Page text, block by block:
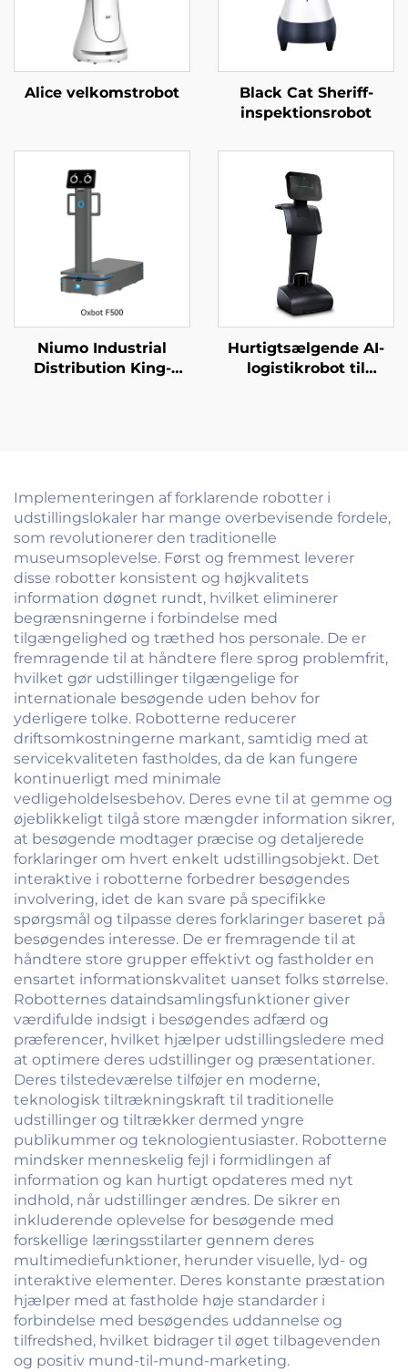
Alice velkomstrobot
Black Cat Sheriff-
inspektionsrobot
Niumo Industrial
Distribution King-
Hurtigtsælgende AI-
logistikrobot til
Implementeringen af forklarende robotter i
udstillingslokaler har mange overbevisende fordele,
som revolutionerer den traditionelle
museumsoplevelse. Først og fremmest leverer
disse robotter konsistent og højkvalitets
information døgnet rundt, hvilket eliminerer
begrænsningerne i forbindelse med
tilgængelighed og træthed hos personale. De er
fremragende til at håndtere flere sprog problemfrit,
hvilket gør udstillinger tilgængelige for
internationale besøgende uden behov for
yderligere tolke. Robotterne reducerer
driftsomkostningerne markant, samtidig med at
servicekvaliteten fastholdes, da de kan fungere
kontinuerligt med minimale
vedligeholdelsesbehov. Deres evne til at gemme og
øjeblikkeligt tilgå store mængder information sikrer,
at besøgende modtager præcise og detaljerede
forklaringer om hvert enkelt udstillingsobjekt. Det
interaktive i robotterne forbedrer besøgendes
involvering, idet de kan svare på specifikke
spørgsmål og tilpasse deres forklaringer baseret på
besøgendes interesse. De er fremragende til at
håndtere store grupper effektivt og fastholder en
ensartet informationskvalitet uanset folks størrelse.
Robotternes dataindsamlingsfunktioner giver
værdifulde indsigt i besøgendes adfærd og
præferencer, hvilket hjælper udstillingsledere med
at optimere deres udstillinger og præsentationer.
Deres tilstedeværelse tilføjer en moderne,
teknologisk tiltrækningskraft til traditionelle
udstillinger og tiltrækker dermed yngre
publikummer og teknologientusiaster. Robotterne
mindsker menneskelig fejl i formidlingen af
information og kan hurtigt opdateres med nyt
indhold, når udstillinger ændres. De sikrer en
inkluderende oplevelse for besøgende med
forskellige læringsstilarter gennem deres
multimediefunktioner, herunder visuelle, lyd- og
interaktive elementer. Deres konstante præstation
hjælper med at fastholde høje standarder i
forbindelse med besøgendes uddannelse og
tilfredshed, hvilket bidrager til øget tilbagevenden
og positiv mund-til-mund-marketing.